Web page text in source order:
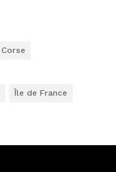
Corse
Île de France